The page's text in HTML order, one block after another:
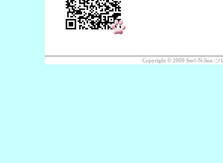
Copyright © 2009 Surf-N-Sea::